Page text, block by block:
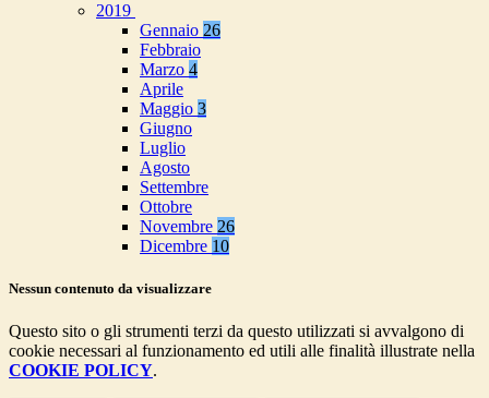
2019
Gennaio 26
Febbraio
Marzo 4
Aprile
Maggio 3
Giugno
Luglio
Agosto
Settembre
Ottobre
Novembre 26
Dicembre 10
Nessun contenuto da visualizzare
Questo sito o gli strumenti terzi da questo utilizzati si avvalgono di
cookie necessari al funzionamento ed utili alle finalità illustrate nella
COOKIE POLICY.